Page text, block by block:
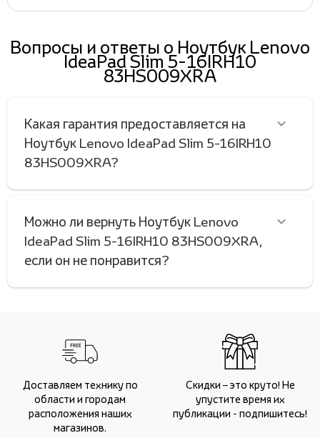
Вопросы и ответы о Ноутбук Lenovo
IdeaPad Slim 5-16IRH10
83HS009XRA
Какая гарантия предоставляется на
Ноутбук Lenovo IdeaPad Slim 5-16IRH10
83HS009XRA?
Можно ли вернуть Ноутбук Lenovo
IdeaPad Slim 5-16IRH10 83HS009XRA,
если он не понравится?
Доставляем технику по
области и городам
расположения наших
магазинов.
Скидки – это круто! Не
упустите время их
публикации - подпишитесь!